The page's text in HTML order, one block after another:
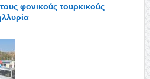
φονικούς τουρκικούς